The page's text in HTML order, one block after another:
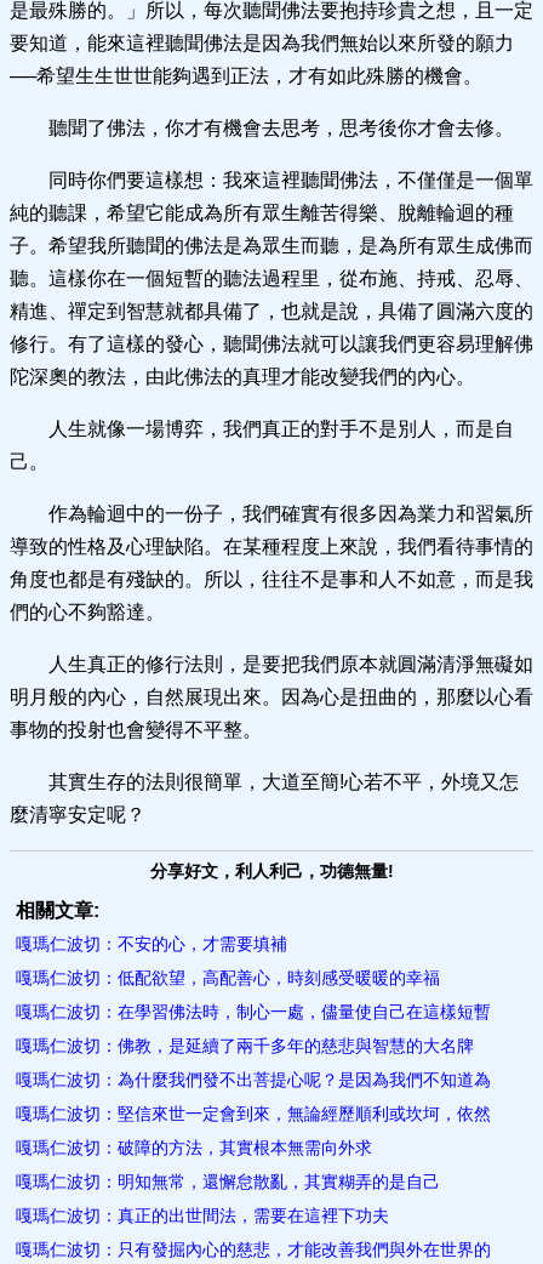
是最殊勝的。」所以，每次聽聞佛法要抱持珍貴之想，且一定
要知道，能來這裡聽聞佛法是因為我們無始以來所發的願力
──希望生生世世能夠遇到正法，才有如此殊勝的機會。
聽聞了佛法，你才有機會去思考，思考後你才會去修。
同時你們要這樣想：我來這裡聽聞佛法，不僅僅是一個單
純的聽課，希望它能成為所有眾生離苦得樂、脫離輪迴的種
子。希望我所聽聞的佛法是為眾生而聽，是為所有眾生成佛而
聽。這樣你在一個短暫的聽法過程里，從布施、持戒、忍辱、
精進、禪定到智慧就都具備了，也就是說，具備了圓滿六度的
修行。有了這樣的發心，聽聞佛法就可以讓我們更容易理解佛
陀深奧的教法，由此佛法的真理才能改變我們的內心。
人生就像一場博弈，我們真正的對手不是別人，而是自
己。
作為輪迴中的一份子，我們確實有很多因為業力和習氣所
導致的性格及心理缺陷。在某種程度上來說，我們看待事情的
角度也都是有殘缺的。所以，往往不是事和人不如意，而是我
們的心不夠豁達。
人生真正的修行法則，是要把我們原本就圓滿清淨無礙如
明月般的內心，自然展現出來。因為心是扭曲的，那麼以心看
事物的投射也會變得不平整。
其實生存的法則很簡單，大道至簡!心若不平，外境又怎
麼清寧安定呢？
分享好文，利人利己，功德無量!
相關文章:
嘎瑪仁波切：不安的心，才需要填補
嘎瑪仁波切：低配欲望，高配善心，時刻感受暖暖的幸福
嘎瑪仁波切：在學習佛法時，制心一處，儘量使自己在這樣短暫
嘎瑪仁波切：佛教，是延續了兩千多年的慈悲與智慧的大名牌
嘎瑪仁波切：為什麼我們發不出菩提心呢？是因為我們不知道為
嘎瑪仁波切：堅信來世一定會到來，無論經歷順利或坎坷，依然
嘎瑪仁波切：破障的方法，其實根本無需向外求
嘎瑪仁波切：明知無常，還懈怠散亂，其實糊弄的是自己
嘎瑪仁波切：真正的出世間法，需要在這裡下功夫
嘎瑪仁波切：只有發掘內心的慈悲，才能改善我們與外在世界的